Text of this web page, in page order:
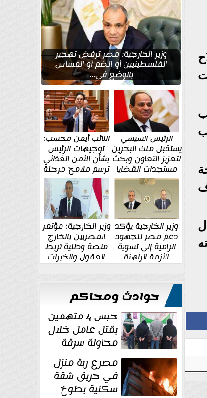
وزير الخارجية: مصر ترفض تهجير
الفلسطينيين أو الضم أو المساس
بالوضع في...
الرئيس السيسي
يستقبل ملك البحرين
لتعزيز التعاون وبحث
مستجدات القضايا
الإقليمية والدولية
النائب أيمن محسب:
توجيهات الرئيس
بشأن الأمن الغذائي
ترسم ملامح مرحلة
جديدة
وزير الخارجية يؤكد
دعم مصر للجهود
الرامية إلى تسوية
الأزمة الراهنة
وزير الخارجية: مؤتمر
المصريين بالخارج
منصة وطنية تربط
العقول والخبرات
المصرية بالدولة
حوادث ومحاكم
حبس 4 متهمين
بقتل عامل خلال
محاولة سرقة
دراجة نارية في
المنوفية مصرع ربة منزل
في حريق شقة
سكنية بطوخ